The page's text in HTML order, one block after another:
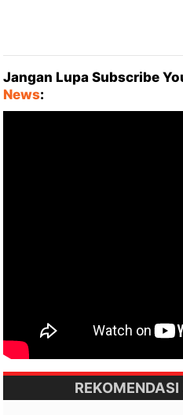
Jangan Lupa Subscribe
News: